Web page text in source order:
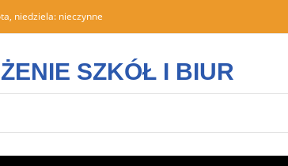
niedziela: nieczynne
SZKÓŁ I BIUR